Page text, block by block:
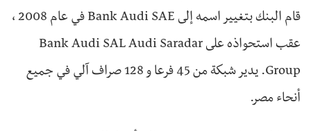
قام البنك بتغيير اسمه إلى Bank Audi SAE في عام 2008 ،
عقب استحواذه على Bank Audi SAL Audi Saradar
Group. يدير شبكة من 45 فرعا و 128 صراف آلي في جميع
أنحاء مصر.